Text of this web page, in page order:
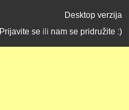
Desktop verzija
Prijavite se ili nam se pridružite :)